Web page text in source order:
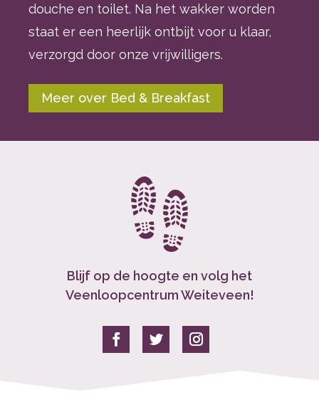
douche en toilet. Na het wakker worden
staat er een heerlijk ontbijt voor u klaar,
verzorgd door onze vrijwilligers.
Meer over Bed & Breakfast
Blijf op de hoogte en volg het
Veenloopcentrum Weiteveen!